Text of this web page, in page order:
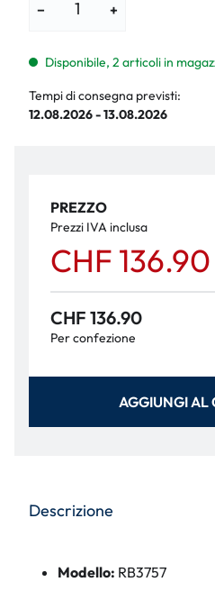
− +
Disponibile, 2 articoli in
Tempi di consegna previsti:
12.08.2026 - 13.08.2026
PREZZO
Prezzi IVA inclusa
CHF 136.90
CHF 136.90
Per confezione
AGGIUNGI AL
Descrizione
Modello: RB3757